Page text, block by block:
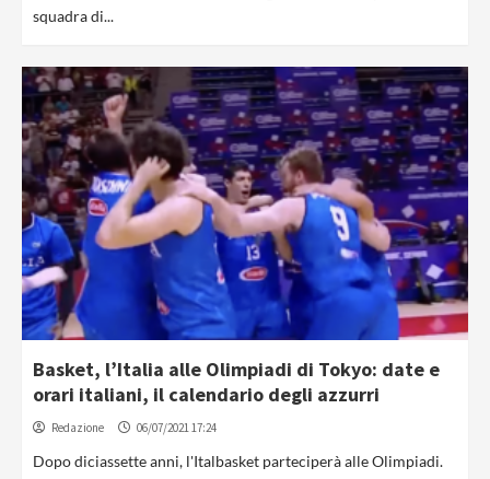
squadra di...
Basket, l’Italia alle Olimpiadi di Tokyo: date e
orari italiani, il calendario degli azzurri
Redazione 06/07/2021 17:24
Dopo diciassette anni, l'Italbasket parteciperà alle Olimpiadi.